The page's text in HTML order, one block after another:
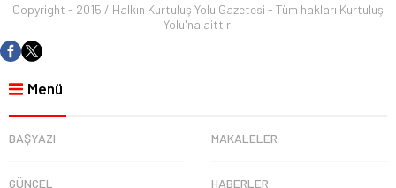
Copyright - 2015 / Halkın Kurtuluş Yolu Gazetesi - Tüm hakları Kurtuluş
Yolu'na aittir.
Menü
BAŞYAZI MAKALELER
GÜNCEL HABERLER